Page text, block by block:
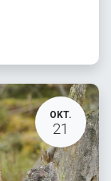
OKT.
21